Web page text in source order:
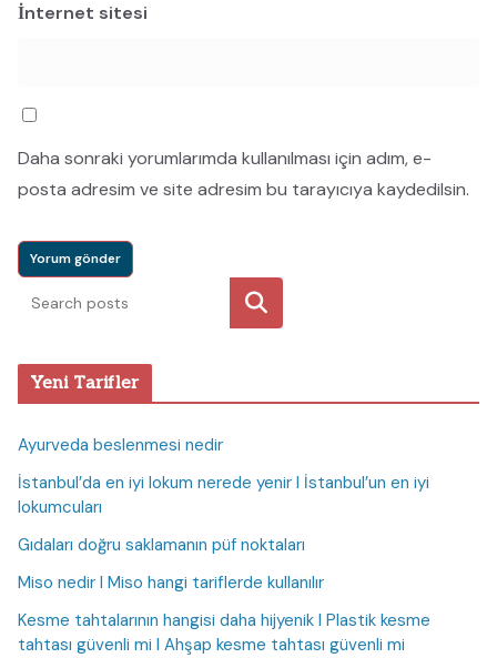
İnternet sitesi
Daha sonraki yorumlarımda kullanılması için adım, e-
posta adresim ve site adresim bu tarayıcıya kaydedilsin.
Ara
Yeni Tarifler
Ayurveda beslenmesi nedir
İstanbul’da en iyi lokum nerede yenir I İstanbul’un en iyi
lokumcuları
Gıdaları doğru saklamanın püf noktaları
Miso nedir I Miso hangi tariflerde kullanılır
Kesme tahtalarının hangisi daha hijyenik I Plastik kesme
tahtası güvenli mi I Ahşap kesme tahtası güvenli mi